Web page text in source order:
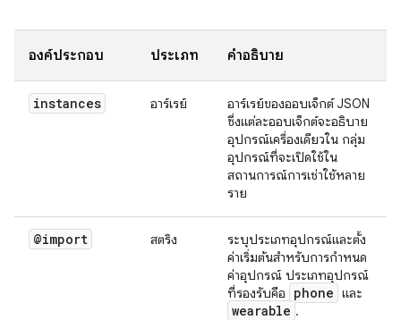
องค์ประกอบ ประเภท คำอธิบาย
instances อาร์เรย์
อาร์เรย์ของออบเจ็กต์ JSON
ซึ่งแต่ละออบเจ็กต์จะอธิบาย
อุปกรณ์เครื่องเดียวใน กลุ่ม
อุปกรณ์ที่จะเปิดใช้ใน
สถานการณ์การเช่าใช้หลาย
ราย
@import สตริง
ระบุประเภทอุปกรณ์และตั้ง
ค่าเริ่มต้นสำหรับการกำหนด
ค่าอุปกรณ์ ประเภทอุปกรณ์
ที่รองรับคือ
phone และ
wearable .